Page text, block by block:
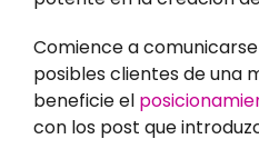
Comience a
posibles clientes de una
beneficie el
con los post que